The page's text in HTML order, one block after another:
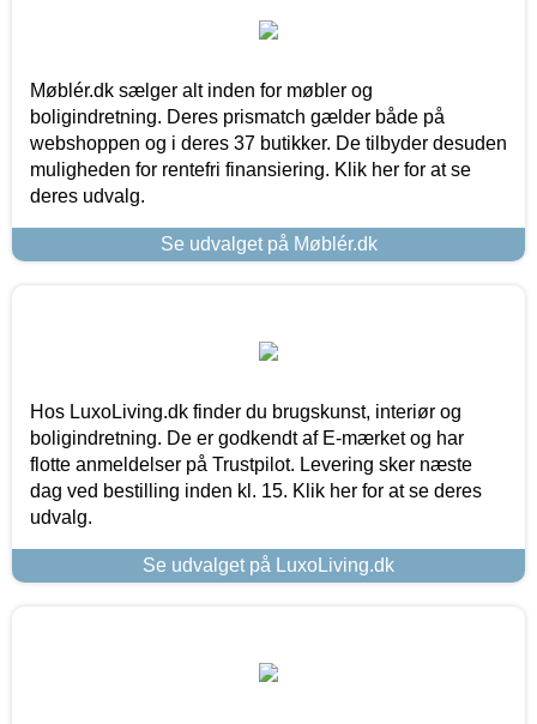
Møblér.dk sælger alt inden for møbler og
boligindretning. Deres prismatch gælder både på
webshoppen og i deres 37 butikker. De tilbyder desuden
muligheden for rentefri finansiering. Klik her for at se
deres udvalg.
Se udvalget på Møblér.dk
Hos LuxoLiving.dk finder du brugskunst, interiør og
boligindretning. De er godkendt af E-mærket og har
flotte anmeldelser på Trustpilot. Levering sker næste
dag ved bestilling inden kl. 15. Klik her for at se deres
udvalg.
Se udvalget på LuxoLiving.dk